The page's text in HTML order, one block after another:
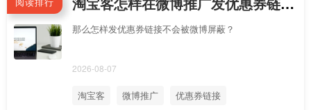
那么怎样发优惠券链接不会被微博屏蔽？
2026-08-07
淘宝客 微博推广 优惠券链接